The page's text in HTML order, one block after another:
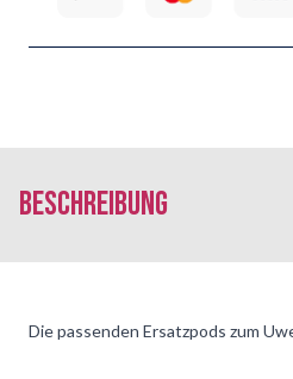
Beschreibung
Die passenden Ersatzpods zum